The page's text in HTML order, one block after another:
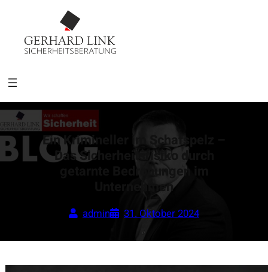
Ein Krimineller im Schafspelz –
Das Sicherheitsrisiko durch
getarnte Bedrohungen im
Unternehmen
admin 31. Oktober 2024